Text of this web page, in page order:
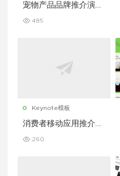
宠物产品品牌推介演示
e 模板
485
Keynote模板
消费者移动应用推介演
ote 模板
260